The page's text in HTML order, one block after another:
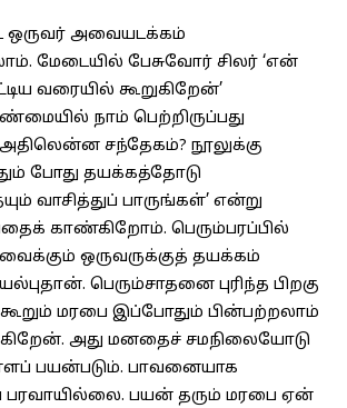
ஒருவர் அவையடக்கம்
மேடையில் பேசுவோர் சிலர் ‘என்
வரையில் கூறுகிறேன்’
நாம் பெற்றிருப்பது
அதிலென்ன சந்தேகம்? நூலுக்கு
போது தயக்கத்தோடு
வாசித்துப் பாருங்கள்’ என்று
காண்கிறோம். பெரும்பரப்பில்
ஒருவருக்குத் தயக்கம்
பெரும்சாதனை புரிந்த பிறகு
மரபை இப்போதும் பின்பற்றலாம்
அது மனதைச் சமநிலையோடு
பயன்படும். பாவனையாக
பரவாயில்லை. பயன் தரும் மரபை ஏன்